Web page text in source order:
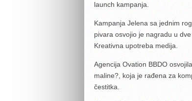
launch kampanja.
Kampanja Jelena sa jednim
pivara osvojio je nagradu u
Kreativna upotreba medija.
Agencija Ovation BBDO
maline?, koja je rađena za
čestitka.